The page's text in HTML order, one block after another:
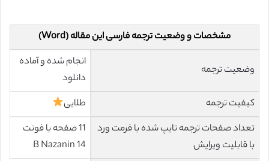
مشخصات و وضعیت ترجمه فارسی این مقاله (Word)
وضعیت ترجمه
انجام شده و آماده
دانلود
کیفیت ترجمه
طلایی
تعداد صفحات ترجمه تایپ شده با فرمت ورد
با قابلیت ویرایش
11 صفحه با فونت
14 B Nazanin